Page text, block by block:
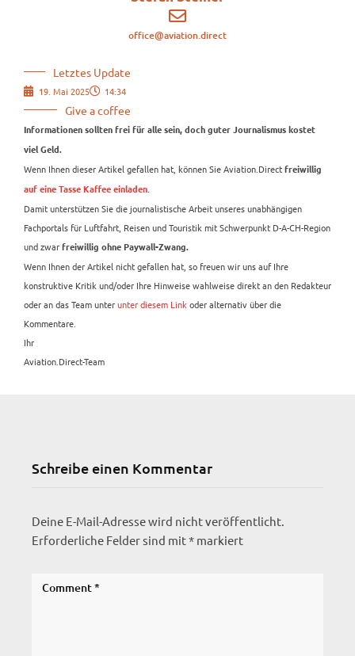
office@aviation.direct
Letztes Update
19. Mai 2025 14:34
Give a coffee
Informationen sollten frei für alle sein, doch guter Journalismus kostet
viel Geld.
Wenn Ihnen dieser Artikel gefallen hat, können Sie Aviation.Direct freiwillig
auf eine Tasse Kaffee einladen
Damit unterstützen Sie die journalistische Arbeit unseres unabhängigen
Fachportals für Luftfahrt, Reisen und Touristik mit Schwerpunkt D-A-CH-Region
und zwar freiwillig ohne Paywall-Zwang.
Wenn Ihnen der Artikel nicht gefallen hat, so freuen wir uns auf Ihre
konstruktive Kritik und/oder Ihre Hinweise wahlweise direkt an den Redakteur
oder an das Team unterunter diesem Link oder alternativ über die
Kommentare.
Ihr
Aviation.Direct-Team
Schreibe einen Kommentar
Deine E-Mail-Adresse wird nicht veröffentlicht.
Erforderliche Felder sind mit* markiert